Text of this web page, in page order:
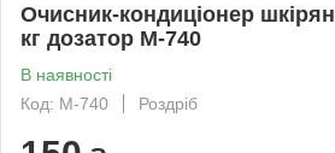
Очисник-кондиціонер
кг дозатор M-740
В наявності
Код: M-740
Роздріб